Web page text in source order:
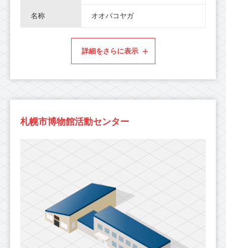
名称 オオバコヤガ
詳細をさらに表示
札幌市博物館活動センター